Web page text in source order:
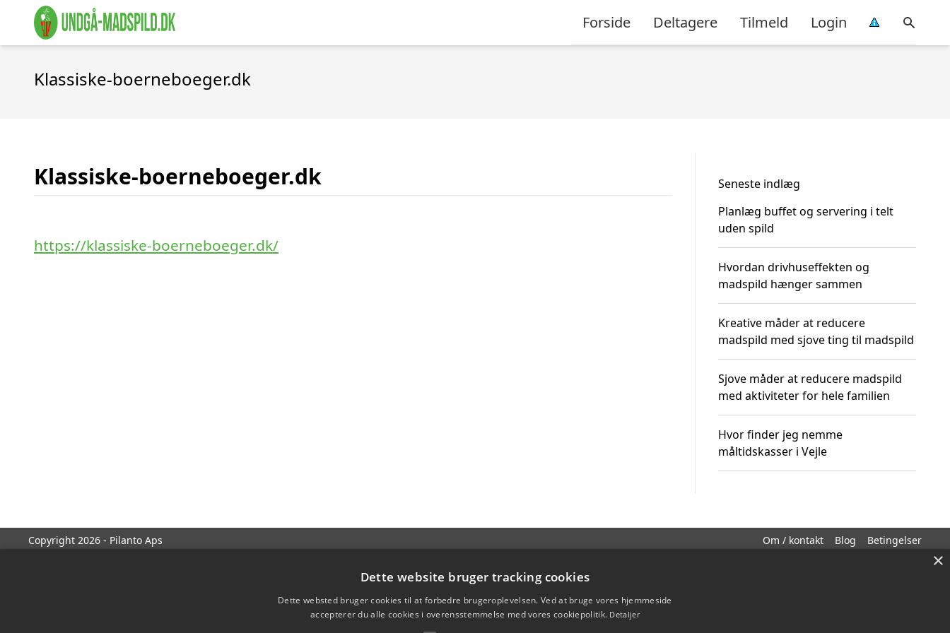
Forside Deltagere Tilmeld Login
Klassiske-boerneboeger.dk
Klassiske-boerneboeger.dk
https://klassiske-boerneboeger.dk/
Seneste indlæg
Planlæg buffet og servering i telt
uden spild
Hvordan drivhuseffekten og
madspild hænger sammen
Kreative måder at reducere
madspild med sjove ting til madspild
Sjove måder at reducere madspild
med aktiviteter for hele familien
Hvor finder jeg nemme
måltidskasser i Vejle
Copyright 2026 - Pilanto Aps Om / kontakt Blog Betingelser
×
Dette website bruger tracking cookies
Dette websted bruger cookies til at forbedre brugeroplevelsen. Ved at bruge vores hjemmeside
accepterer du alle cookies i overensstemmelse med vores cookiepolitik. Detaljer